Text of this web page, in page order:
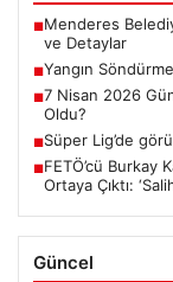
■Menderes
ve Detaylar
■Yangın
■7 Nisan 2026
Oldu?
■Süper Lig’de
■FETÖ’cü Burkay
Ortaya Çıktı:
Güncel